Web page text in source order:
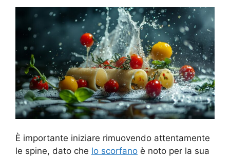
È importante iniziare rimuovendo attentamente
le spine, dato che lo scorfano è noto per la sua